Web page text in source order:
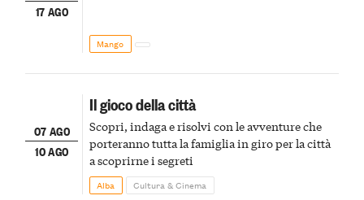
17 AGO
Mango
07 AGO
10 AGO
Il gioco della città
Scopri, indaga e risolvi con le avventure che
porteranno tutta la famiglia in giro per la città
a scoprirne i segreti
Alba Cultura & Cinema